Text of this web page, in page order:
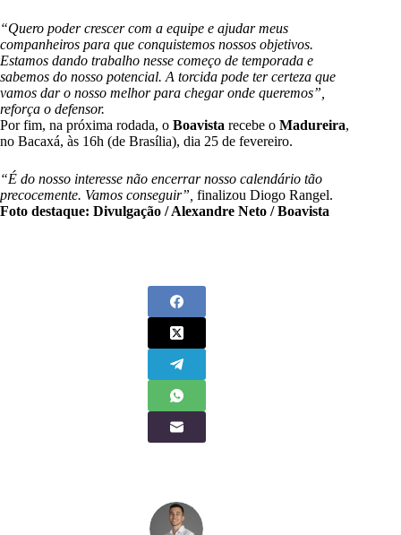
“Quero poder crescer com a equipe e ajudar meus
companheiros para que conquistemos nossos objetivos.
Estamos dando trabalho nesse começo de temporada e
sabemos do nosso potencial. A torcida pode ter certeza que
vamos dar o nosso melhor para chegar onde queremos”,
reforça o defensor.
Por fim, na próxima rodada, o Boavista recebe o Madureira,
no Bacaxá, às 16h (de Brasília), dia 25 de fevereiro.
“É do nosso interesse não encerrar nosso calendário tão
precocemente. Vamos conseguir”, finalizou Diogo Rangel.
Foto destaque: Divulgação / Alexandre Neto / Boavista